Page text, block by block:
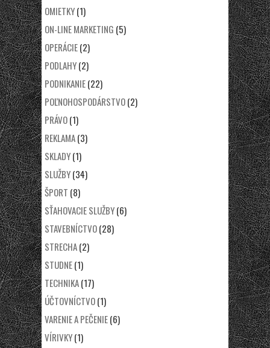
OMIETKY(1)
ON-LINE MARKETING (5)
OPERÁCIE(2)
PODLAHY(2)
PODNIKANIE(22)
POĽNOHOSPODÁRSTVO(2)
PRÁVO(1)
REKLAMA(3)
SKLADY(1)
SLUŽBY(34)
ŠPORT (8)
SŤAHOVACIE SLUŽBY(6)
STAVEBNÍCTVO(28)
STRECHA(2)
STUDNE(1)
TECHNIKA(17)
ÚČTOVNÍCTVO(1)
VARENIE A PEČENIE(6)
VÍRIVKY(1)